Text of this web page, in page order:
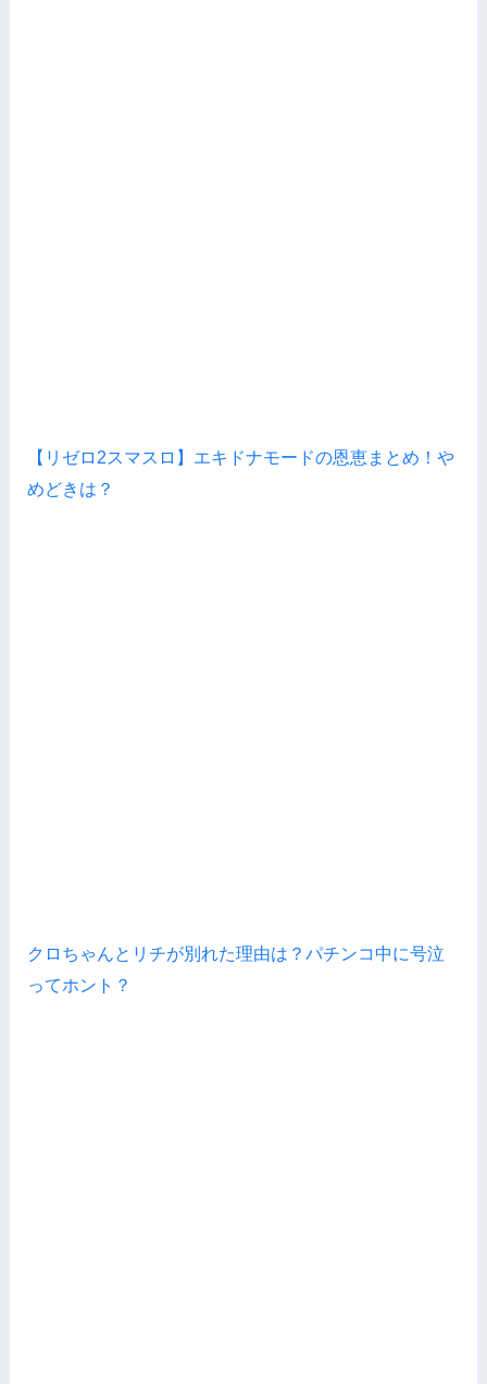
【リゼロ2スマスロ】エキドナモードの恩恵まとめ！や
めどきは？
クロちゃんとリチが別れた理由は？パチンコ中に号泣
ってホント？